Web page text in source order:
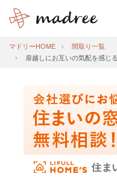
マドリーHOME
間取り一覧
扉越しにお互いの気配を感じ